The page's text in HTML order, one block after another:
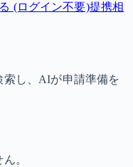
(ログイン不要)提携相
し、AIが申請準備を
。